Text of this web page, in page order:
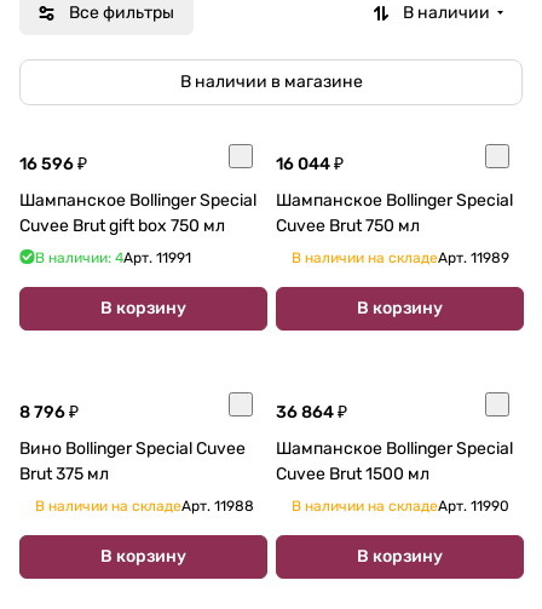
Все фильтры В наличии
В наличии в магазине
16 596 ₽
Шампанское Bollinger Special
Cuvee Brut gift box 750 мл
В наличии: 4Арт. 11991
В корзину
16 044 ₽
Шампанское Bollinger Special
Cuvee Brut 750 мл
В наличии на складеАрт. 11989
В корзину
8 796 ₽
Вино Bollinger Special Cuvee
Brut 375 мл
В наличии на складеАрт. 11988
В корзину
36 864 ₽
Шампанское Bollinger Special
Cuvee Brut 1500 мл
В наличии на складеАрт. 11990
В корзину